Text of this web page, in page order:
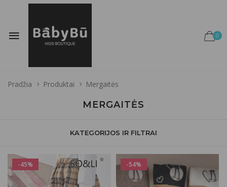
0
Pradžia Produktai Mergaitės
MERGAITĖS
KATEGORIJOS IR FILTRAI
-45% -54%